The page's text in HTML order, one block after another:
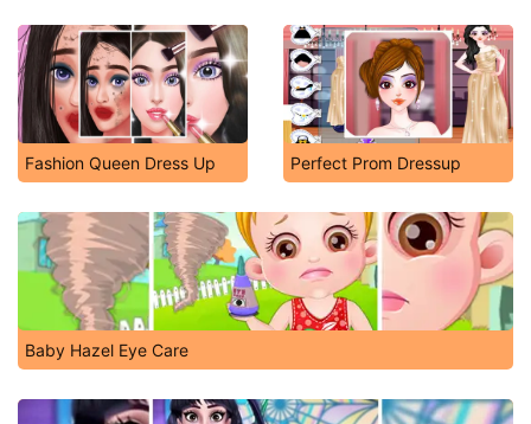
Fashion Queen Dress Up Perfect Prom Dressup
Baby Hazel Eye Care